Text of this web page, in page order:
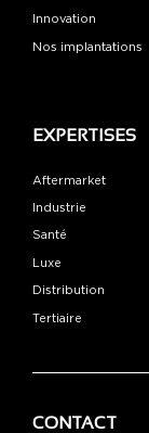
Innovation
Nos implantations
EXPERTISES
Aftermarket
Industrie
Santé
Luxe
Distribution
Tertiaire
CONTACT